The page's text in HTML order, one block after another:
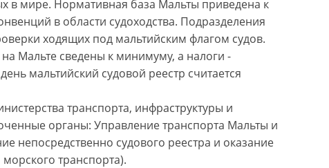
в мире. Нормативная база Мальты приведена к
в области судоходства. Подразделения
ходящих под мальтийским флагом судов.
Мальте сведены к минимуму, а налоги -
мальтийский судовой реестр считается
транспорта, инфраструктуры и
органы: Управление транспорта Мальты и
непосредственно судового реестра и оказание
транспорта).